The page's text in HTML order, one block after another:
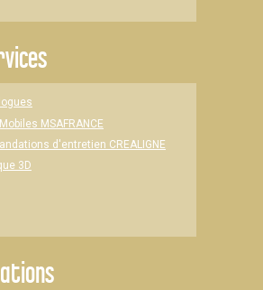
MSAFRANCE
d'entretien CREALIGNE
3D